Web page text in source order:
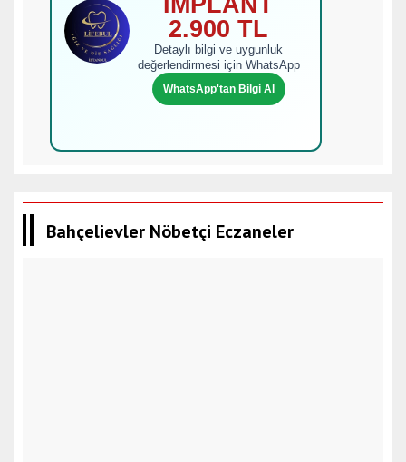
2.900 TL
Detaylı bilgi ve uygunluk
değerlendirmesi için WhatsApp
WhatsApp'tan Bilgi Al
Bahçelievler Nöbetçi Eczaneler